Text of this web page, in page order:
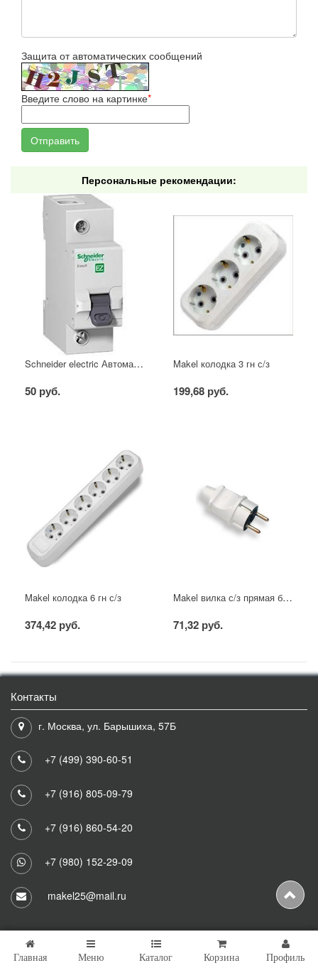
Защита от автоматических сообщений
Введите слово на картинке*
Персональные рекомендации:
Schneider electric Автоматический выключатель 1/40А
50 руб.
Makel колодка 3 гн с/з
199,68 руб.
Makel колодка 6 гн с/з
374,42 руб.
Makel вилка с/з прямая белая
71,32 руб.
Контакты
г. Москва, ул. Барышиха, 57Б
+7 (499) 390-60-51
+7 (916) 805-09-79
+7 (916) 860-54-20
+7 (980) 152-29-09
makel25@mail.ru
Главная Меню Каталог Корзина Профиль